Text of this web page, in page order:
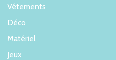
Vêtements
Déco
Matériel
Jeux